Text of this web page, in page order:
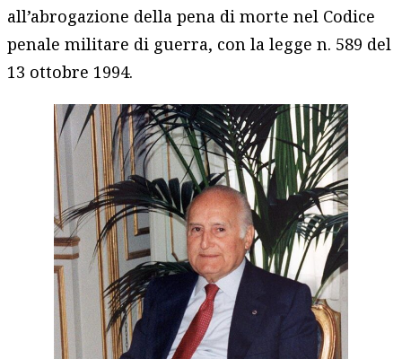
all’abrogazione della pena di morte nel Codice
penale militare di guerra, con la legge n. 589 del
13 ottobre 1994.